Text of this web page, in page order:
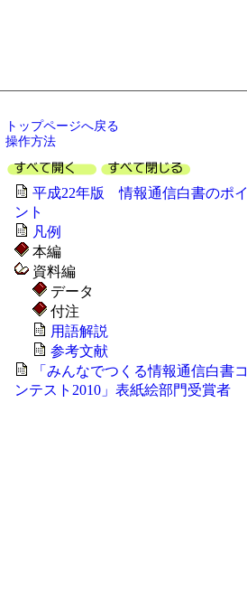
トップページへ戻る
操作方法
平成22年版 情報通信白書のポイ
ント
凡例
本編
資料編
データ
付注
用語解説
参考文献
「みんなでつくる情報通信白書コ
ンテスト2010」表紙絵部門受賞者